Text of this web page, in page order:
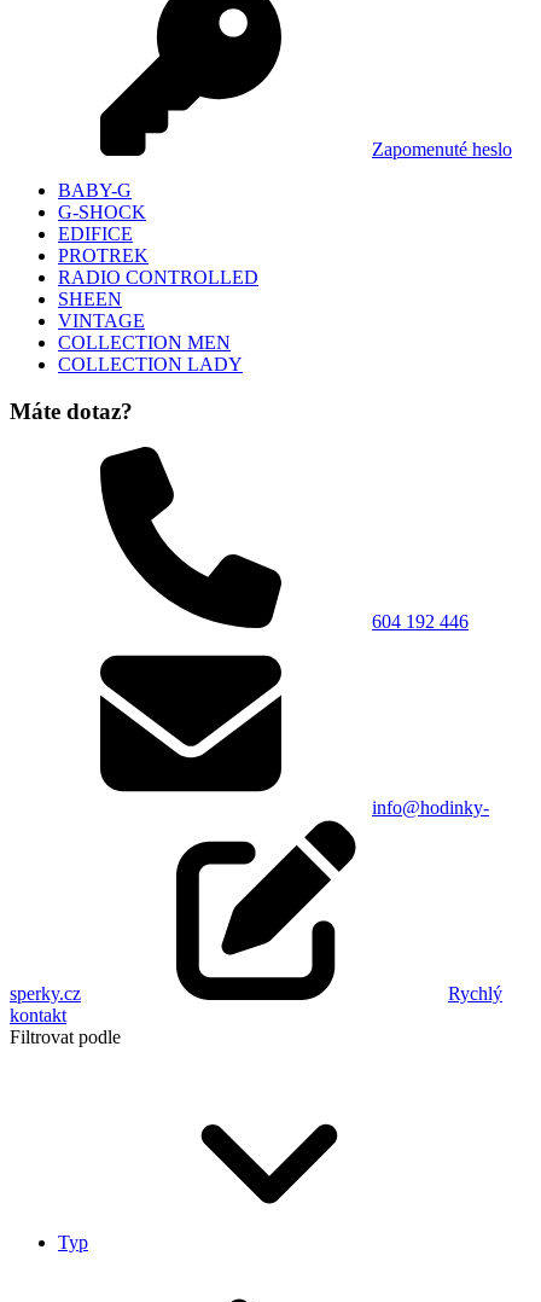
Zapomenuté heslo
BABY-G
G-SHOCK
EDIFICE
PROTREK
RADIO CONTROLLED
SHEEN
VINTAGE
COLLECTION MEN
COLLECTION LADY
Máte dotaz?
604 192 446
info@hodinky-
sperky.cz
Rychlý
kontakt
Filtrovat podle
Typ